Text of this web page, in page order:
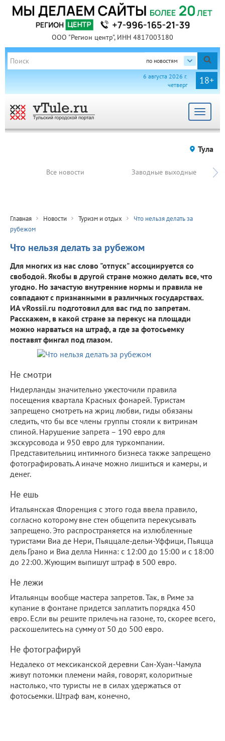
ООО "Регион центр", ИНН 4817003180
по новостям
18+
6 августа 2026 г.
четверг
Toggle
Тула
Все новости Заводные выходные
Главная Новости Туризм и отдых
Что нельзя делать за
рубежом
Что нельзя делать за рубежом
Для многих из нас слово "отпуск" ассоциируется со
свободой. Якобы в другой стране можно делать все, что
угодно. Но зачастую внутренние нормы и правила не
совпадают с признанными в различных государствах.
ИА vRossii.ru подготовил для вас гид по запретам.
Расскажем, в какой стране за перекус на площади
можно нарваться на штраф, а где за фотосьемку
поставят фингал под глазом.
Не смотри
Нидерланды значительно ужесточили правила
посещения квартала Красных фонарей. Туристам
запрещено смотреть на жриц любви, гиды обязаны
следить, что бы все члены группы стояли к витринам
спиной. Нарушение запрета – 190 евро для
экскурсовода и 950 евро для туркомпании.
Представительниц интимного бизнеса также запрещено
фотографировать. А иначе можно лишиться и камеры, и
денег.
Не ешь
Итальянская Флоренция с этого года ввела правило,
согласно которому вне стен общепита перекусывать
запрещено. Это распространяется на излюбленные
туристами Виа де Нери, Пьяццале-дельи-Уффици, Пьяцца
дель Грано и Виа делла Нинна: с 12:00 до 15:00 и с 18:00
до 22:00. Жующим выпишут штраф в 500 евро.
Не лежи
Итальянцы вообще мастера запретов. Так, в Риме за
купание в фонтане придется заплатить порядка 450
евро. Если вы решите прилечь на газоне, то, скорее всего,
раскошелитесь на сумму от 50 до 500 евро.
Не фотографируй
Недалеко от мексиканской деревни Сан-Хуан-Чамула
живут потомки племени майя, говорят, колоритные
настолько, что туристы не в силах удержаться от
фотосьемки. Штраф вам, конечно,